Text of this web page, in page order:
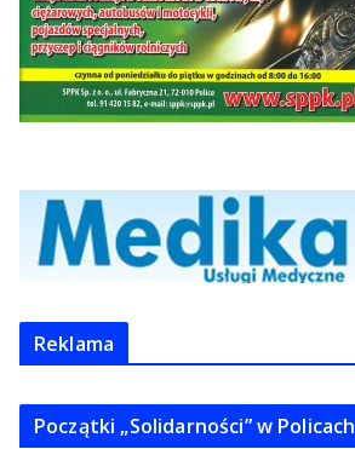
Reklama
Początki „Solidarności” w Policach